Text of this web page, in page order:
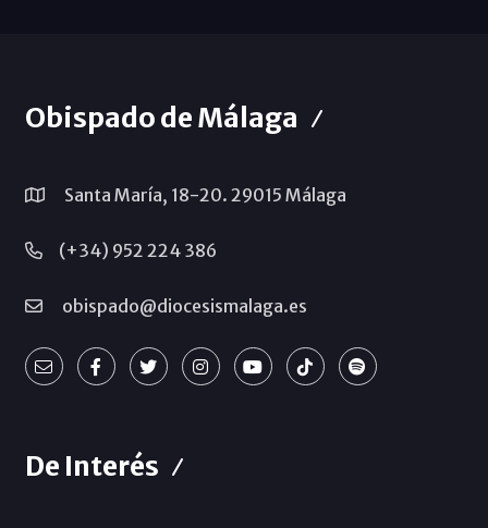
Obispado de Málaga
Santa María, 18-20. 29015 Málaga
(+34) 952 224 386
obispado@diocesismalaga.es
De Interés